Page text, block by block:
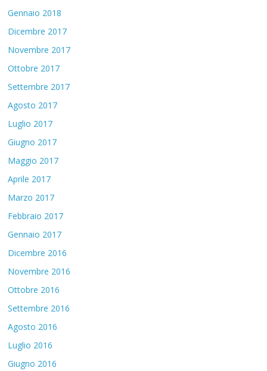
Gennaio 2018
Dicembre 2017
Novembre 2017
Ottobre 2017
Settembre 2017
Agosto 2017
Luglio 2017
Giugno 2017
Maggio 2017
Aprile 2017
Marzo 2017
Febbraio 2017
Gennaio 2017
Dicembre 2016
Novembre 2016
Ottobre 2016
Settembre 2016
Agosto 2016
Luglio 2016
Giugno 2016